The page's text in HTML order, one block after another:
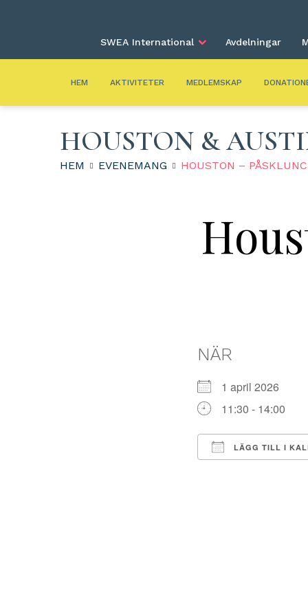
SWEA International Avdelningar
HEM AKTIVITETER MEDLEMSKAP
HOUSTON &
HEM EVENEMANG HOUSTON –
NÄR
1 april 2026
11:30 - 14:00
LÄGG TILL I